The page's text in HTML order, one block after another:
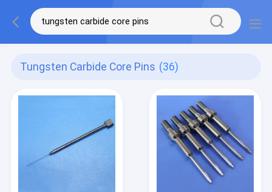
Tungsten Carbide Core Pins (36)